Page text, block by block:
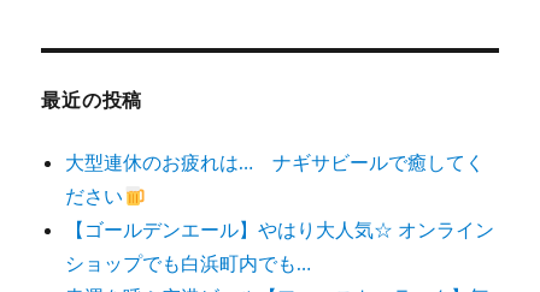
象:
最近の投稿
大型連休のお疲れは… ナギサビールで癒してく
ださい
【ゴールデンエール】やはり大人気☆ オンライン
ショップでも白浜町内でも…